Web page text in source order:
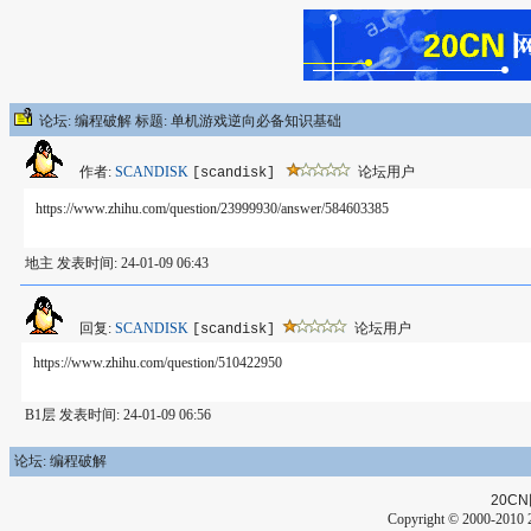
论坛: 编程破解 标题: 单机游戏逆向必备知识基础
作者: SCANDISK [scandisk] 论坛用户
https://www.zhihu.com/question/23999930/answer/584603385
地主 发表时间: 24-01-09 06:43
回复: SCANDISK [scandisk] 论坛用户
https://www.zhihu.com/question/510422950
B1层 发表时间: 24-01-09 06:56
论坛: 编程破解
20CN
Copyright © 2000-2010